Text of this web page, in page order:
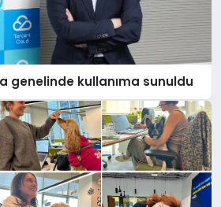
genelinde kullanıma sunuldu